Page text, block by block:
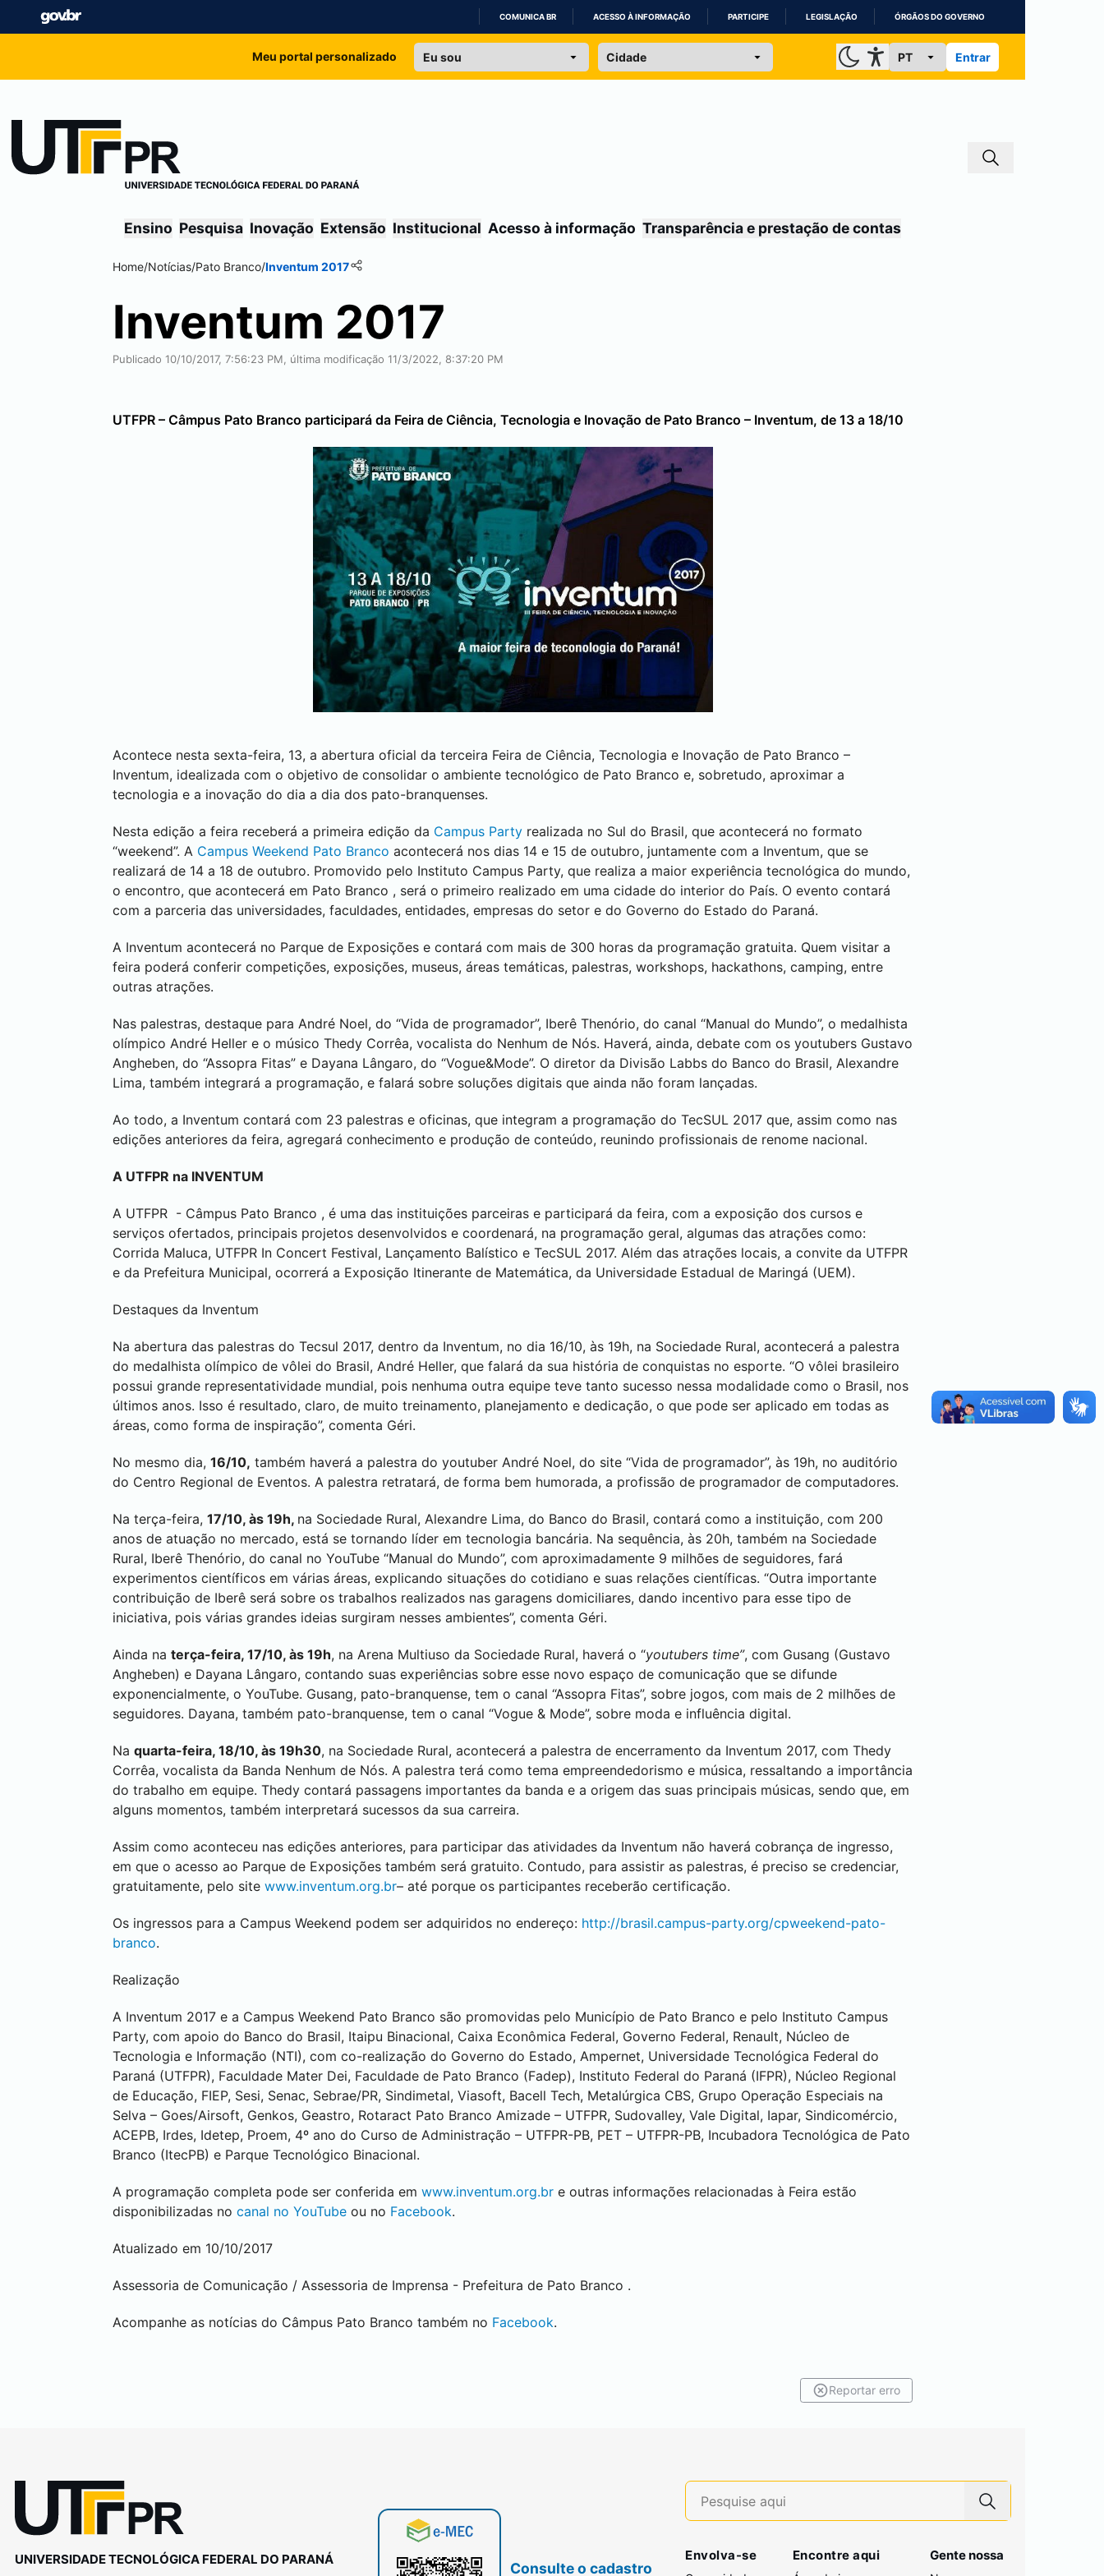
IR
COMUNICA BR ACESSO À INFORMAÇÃO PARTICIPE LEGISLAÇÃO ÓRGÃOS DO GOVERNO
Meu portal personalizado Entrar
Ensino Pesquisa Inovação Extensão Institucional Acesso à informação Transparência e prestação de contas
Home/Notícias/Pato Branco/Inventum 2017
Inventum 2017
Publicado 10/10/2017, 7:56:23 PM, última modificação 11/3/2022, 8:37:20 PM
UTFPR – Câmpus Pato Branco participará da Feira de Ciência, Tecnologia e Inovação de Pato Branco – Inventum, de 13 a 18/10
Acontece nesta sexta-feira, 13, a abertura oficial da terceira Feira de Ciência, Tecnologia e Inovação de Pato Branco –
Inventum, idealizada com o objetivo de consolidar o ambiente tecnológico de Pato Branco e, sobretudo, aproximar a
tecnologia e a inovação do dia a dia dos pato-branquenses.
Nesta edição a feira receberá a primeira edição da Campus Party realizada no Sul do Brasil, que acontecerá no formato
“weekend”. A Campus Weekend Pato Branco acontecerá nos dias 14 e 15 de outubro, juntamente com a Inventum, que se
realizará de 14 a 18 de outubro. Promovido pelo Instituto Campus Party, que realiza a maior experiência tecnológica do mundo,
o encontro, que acontecerá em Pato Branco , será o primeiro realizado em uma cidade do interior do País. O evento contará
com a parceria das universidades, faculdades, entidades, empresas do setor e do Governo do Estado do Paraná.
A Inventum acontecerá no Parque de Exposições e contará com mais de 300 horas da programação gratuita. Quem visitar a
feira poderá conferir competições, exposições, museus, áreas temáticas, palestras, workshops, hackathons, camping, entre
outras atrações.
Nas palestras, destaque para André Noel, do “Vida de programador”, Iberê Thenório, do canal “Manual do Mundo”, o medalhista
olímpico André Heller e o músico Thedy Corrêa, vocalista do Nenhum de Nós. Haverá, ainda, debate com os youtubers Gustavo
Angheben, do “Assopra Fitas” e Dayana Lângaro, do “Vogue&Mode”. O diretor da Divisão Labbs do Banco do Brasil, Alexandre
Lima, também integrará a programação, e falará sobre soluções digitais que ainda não foram lançadas.
Ao todo, a Inventum contará com 23 palestras e oficinas, que integram a programação do TecSUL 2017 que, assim como nas
edições anteriores da feira, agregará conhecimento e produção de conteúdo, reunindo profissionais de renome nacional.
A UTFPR na INVENTUM
A UTFPR - Câmpus Pato Branco , é uma das instituições parceiras e participará da feira, com a exposição dos cursos e
serviços ofertados, principais projetos desenvolvidos e coordenará, na programação geral, algumas das atrações como:
Corrida Maluca, UTFPR In Concert Festival, Lançamento Balístico e TecSUL 2017. Além das atrações locais, a convite da UTFPR
e da Prefeitura Municipal, ocorrerá a Exposição Itinerante de Matemática, da Universidade Estadual de Maringá (UEM).
Destaques da Inventum
Na abertura das palestras do Tecsul 2017, dentro da Inventum, no dia 16/10, às 19h, na Sociedade Rural, acontecerá a palestra
do medalhista olímpico de vôlei do Brasil, André Heller, que falará da sua história de conquistas no esporte. “O vôlei brasileiro
possui grande representatividade mundial, pois nenhuma outra equipe teve tanto sucesso nessa modalidade como o Brasil, nos
últimos anos. Isso é resultado, claro, de muito treinamento, planejamento e dedicação, o que pode ser aplicado em todas as
áreas, como forma de inspiração”, comenta Géri.
No mesmo dia, 16/10, também haverá a palestra do youtuber André Noel, do site “Vida de programador”, às 19h, no auditório
do Centro Regional de Eventos. A palestra retratará, de forma bem humorada, a profissão de programador de computadores.
Na terça-feira, 17/10, às 19h, na Sociedade Rural, Alexandre Lima, do Banco do Brasil, contará como a instituição, com 200
anos de atuação no mercado, está se tornando líder em tecnologia bancária. Na sequência, às 20h, também na Sociedade
Rural, Iberê Thenório, do canal no YouTube “Manual do Mundo”, com aproximadamente 9 milhões de seguidores, fará
experimentos científicos em várias áreas, explicando situações do cotidiano e suas relações científicas. “Outra importante
contribuição de Iberê será sobre os trabalhos realizados nas garagens domiciliares, dando incentivo para esse tipo de
iniciativa, pois várias grandes ideias surgiram nesses ambientes”, comenta Géri.
Ainda na terça-feira, 17/10, às 19h, na Arena Multiuso da Sociedade Rural, haverá o “youtubers time”, com Gusang (Gustavo
Angheben) e Dayana Lângaro, contando suas experiências sobre esse novo espaço de comunicação que se difunde
exponencialmente, o YouTube. Gusang, pato-branquense, tem o canal “Assopra Fitas”, sobre jogos, com mais de 2 milhões de
seguidores. Dayana, também pato-branquense, tem o canal “Vogue & Mode”, sobre moda e influência digital.
Na quarta-feira, 18/10, às 19h30, na Sociedade Rural, acontecerá a palestra de encerramento da Inventum 2017, com Thedy
Corrêa, vocalista da Banda Nenhum de Nós. A palestra terá como tema empreendedorismo e música, ressaltando a importância
do trabalho em equipe. Thedy contará passagens importantes da banda e a origem das suas principais músicas, sendo que, em
alguns momentos, também interpretará sucessos da sua carreira.
Assim como aconteceu nas edições anteriores, para participar das atividades da Inventum não haverá cobrança de ingresso,
em que o acesso ao Parque de Exposições também será gratuito. Contudo, para assistir as palestras, é preciso se credenciar,
gratuitamente, pelo site www.inventum.org.br– até porque os participantes receberão certificação.
Os ingressos para a Campus Weekend podem ser adquiridos no endereço: http://brasil.campus-party.org/cpweekend-pato-
branco.
Realização
A Inventum 2017 e a Campus Weekend Pato Branco são promovidas pelo Município de Pato Branco e pelo Instituto Campus
Party, com apoio do Banco do Brasil, Itaipu Binacional, Caixa Econômica Federal, Governo Federal, Renault, Núcleo de
Tecnologia e Informação (NTI), com co-realização do Governo do Estado, Ampernet, Universidade Tecnológica Federal do
Paraná (UTFPR), Faculdade Mater Dei, Faculdade de Pato Branco (Fadep), Instituto Federal do Paraná (IFPR), Núcleo Regional
de Educação, FIEP, Sesi, Senac, Sebrae/PR, Sindimetal, Viasoft, Bacell Tech, Metalúrgica CBS, Grupo Operação Especiais na
Selva – Goes/Airsoft, Genkos, Geastro, Rotaract Pato Branco Amizade – UTFPR, Sudovalley, Vale Digital, Iapar, Sindicomércio,
ACEPB, Irdes, Idetep, Proem, 4º ano do Curso de Administração – UTFPR-PB, PET – UTFPR-PB, Incubadora Tecnológica de Pato
Branco (ItecPB) e Parque Tecnológico Binacional.
A programação completa pode ser conferida em www.inventum.org.br e outras informações relacionadas à Feira estão
disponibilizadas no canal no YouTube ou no Facebook.
Atualizado em 10/10/2017
Assessoria de Comunicação / Assessoria de Imprensa - Prefeitura de Pato Branco .
Acompanhe as notícias do Câmpus Pato Branco também no Facebook.
Reportar erro
UNIVERSIDADE TECNOLÓGICA FEDERAL DO PARANÁ
Consulte o cadastro
Envolva-se Encontre aqui Gente nossa